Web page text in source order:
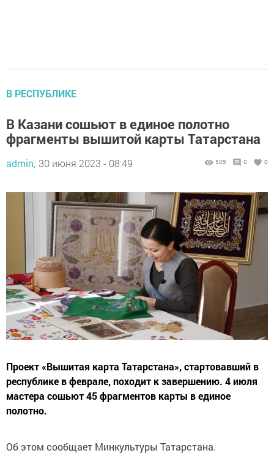
В РЕСПУБЛИКЕ
В Казани сошьют в единое полотно
фрагменты вышитой карты Татарстана
admin, 30 июня 2023 - 08:49 505 0 0
Проект «Вышитая карта Татарстана», стартовавший в
республике в феврале, походит к завершению. 4 июля
мастера сошьют 45 фрагментов карты в единое
полотно.
Об этом сообщает Минкультуры Татарстана.